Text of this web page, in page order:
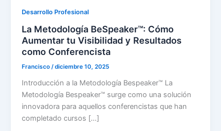
Desarrollo Profesional
La Metodología BeSpeaker™: Cómo
Aumentar tu Visibilidad y Resultados
como Conferencista
Francisco /diciembre 10, 2025
Introducción a la Metodología Bespeaker™ La
Metodología Bespeaker™ surge como una solución
innovadora para aquellos conferencistas que han
completado cursos […]